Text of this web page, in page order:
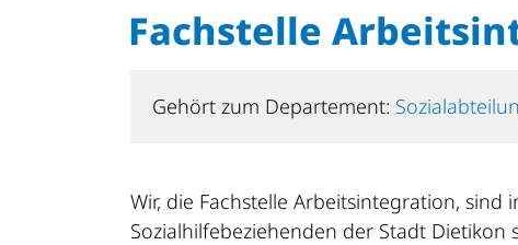
Fachstelle
Gehört zum Departement:
Wir, die Fachstelle Arbeitsintegration,
Sozialhilfebeziehenden der Stadt